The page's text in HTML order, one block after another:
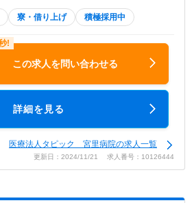
寮・借り上げ 積極採用中
この求人を問い合わせる
詳細を見る
医療法人タピック 宮里病院の求人一覧
更新日：2024/11/21 求人番号：10126444